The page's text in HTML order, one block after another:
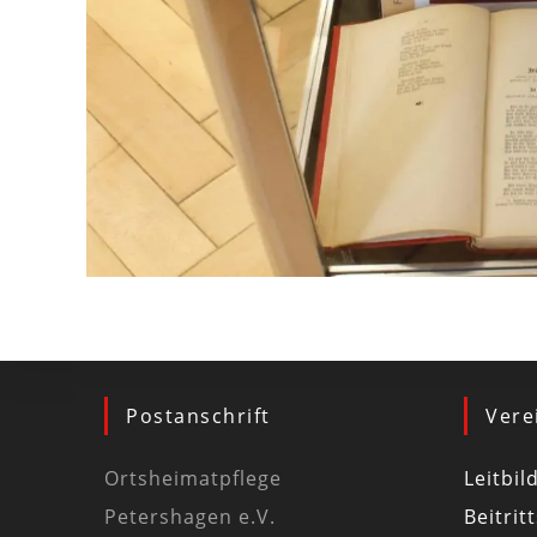
Postanschrift
Ortsheimatpflege
Petershagen e.V.